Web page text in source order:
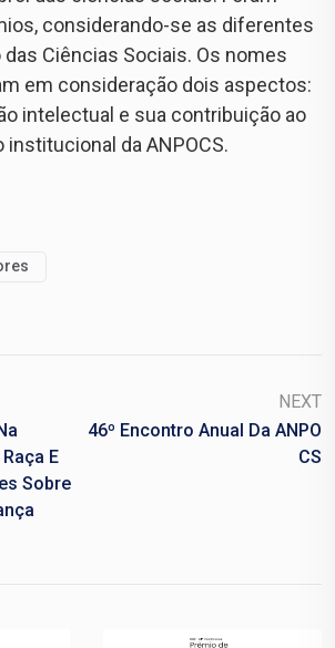
considerando-se as diferentes
das Ciências Sociais. Os nomes
em consideração dois aspectos:
intelectual e sua contribuição ao
da ANPOCS.
E
Sobre
NEXT
46º Encontro Anual Da ANPO
CS